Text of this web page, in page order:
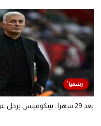
بعد 29 شهرا.. بيتكوفيتش يرحل عن تدريب الجزائر